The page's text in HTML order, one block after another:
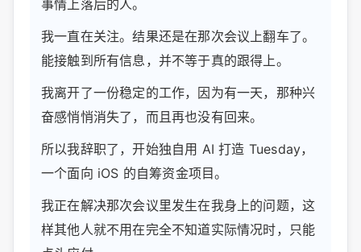
事情上落后的人。
我一直在关注。结果还是在那次会议上翻车了。
能接触到所有信息，并不等于真的跟得上。
我离开了一份稳定的工作，因为有一天，那种兴
奋感悄悄消失了，而且再也没有回来。
所以我辞职了，开始独自用 AI 打造 Tuesday，
一个面向 iOS 的自筹资金项目。
我正在解决那次会议里发生在我身上的问题，这
样其他人就不用在完全不知道实际情况时，只能